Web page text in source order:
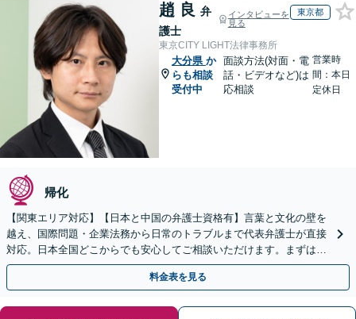
趙 良 弁
護士
インタビューを
見る
東京都
東京CITY LIGHT法律事務所
大分県 か
らも相談
受付中
面談方法(対面・電
話・ビデオなど)は
応相談
営業時
間：本日
定休日
帰化
【関東エリア対応】【日本と中国の弁護士資格有】言葉と文化の壁を
越え、国際問題・企業法務から日常のトラブルまで代表弁護士が直接
対応。日本全国どこからでも安心してご相談いただけます。まずは一
歩を踏み出してみませんか。【初回相談無料】
料金表を見る